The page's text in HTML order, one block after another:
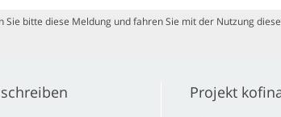
bitte diese Meldung und fahren Sie mit der Nutzung
Projekt